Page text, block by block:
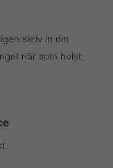
skriv in din
när som helst.